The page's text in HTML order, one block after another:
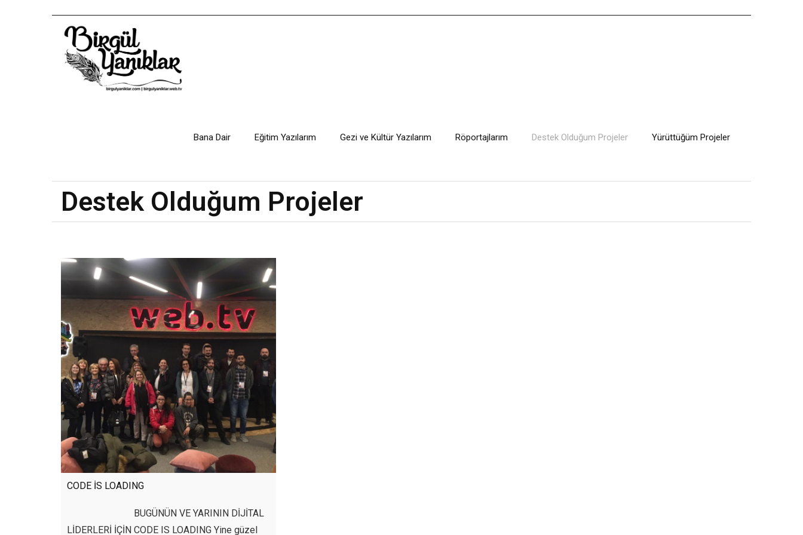
Bana Dair Eğitim Yazılarım Gezi ve Kültür Yazılarım Röportajlarım Destek Olduğum Projeler Yürüttüğüm Projeler
Destek Olduğum Projeler
CODE İS LOADING
BUGÜNÜN VE YARININ DİJİTAL
LİDERLERİ İÇİN CODE IS LOADING Yine güzel